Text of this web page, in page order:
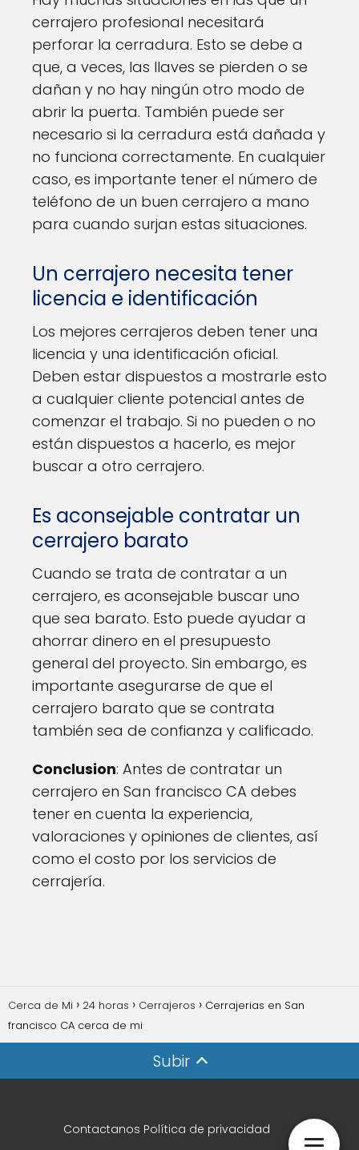
cerrajero profesional necesitará
perforar la cerradura. Esto se debe a
que, a veces, las llaves se pierden o se
dañan y no hay ningún otro modo de
abrir la puerta. También puede ser
necesario si la cerradura está dañada y
no funciona correctamente. En cualquier
caso, es importante tener el número de
teléfono de un buen cerrajero a mano
para cuando surjan estas situaciones.
Un cerrajero necesita tener
licencia e identificación
Los mejores cerrajeros deben tener una
licencia y una identificación oficial.
Deben estar dispuestos a mostrarle esto
a cualquier cliente potencial antes de
comenzar el trabajo. Si no pueden o no
están dispuestos a hacerlo, es mejor
buscar a otro cerrajero.
Es aconsejable contratar un
cerrajero barato
Cuando se trata de contratar a un
cerrajero, es aconsejable buscar uno
que sea barato. Esto puede ayudar a
ahorrar dinero en el presupuesto
general del proyecto. Sin embargo, es
importante asegurarse de que el
cerrajero barato que se contrata
también sea de confianza y calificado.
Conclusion: Antes de contratar un
cerrajero en San francisco CA debes
tener en cuenta la experiencia,
valoraciones y opiniones de clientes, así
como el costo por los servicios de
cerrajería.
Cerca de Mi 24 horas Cerrajeros
Cerrajerias en San
francisco CA cerca de mi
Subir
Contactanos Política de privacidad